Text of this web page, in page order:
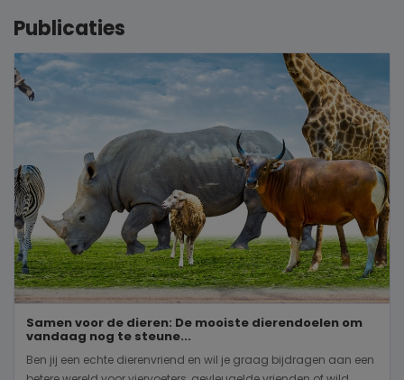
Publicaties
Samen voor de dieren: De mooiste dierendoelen om
vandaag nog te steune...
Ben jij een echte dierenvriend en wil je graag bijdragen aan een